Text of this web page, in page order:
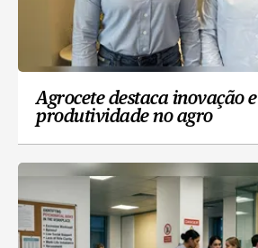
Agrocete destaca inovação e
produtividade no agro